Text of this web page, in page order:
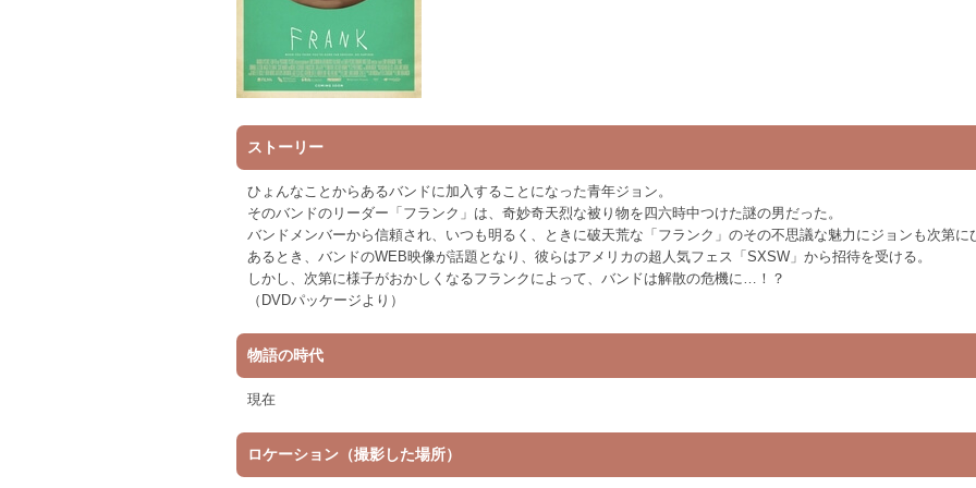
ストーリー
ひょんなことからあるバンドに加入することになった青年ジョン。
そのバンドのリーダー「フランク」は、奇妙奇天烈な被り物を四六時中つけた謎の男だった。
バンドメンバーから信頼され、いつも明るく、ときに破天荒な「フランク」のその不思議な魅力にジョンも次第に
あるとき、バンドのWEB映像が話題となり、彼らはアメリカの超人気フェス「SXSW」から招待を受ける。
しかし、次第に様子がおかしくなるフランクによって、バンドは解散の危機に…！？
（DVDパッケージより）
物語の時代
現在
ロケーション（撮影した場所）